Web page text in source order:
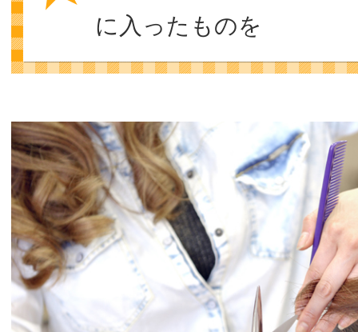
に入ったものを